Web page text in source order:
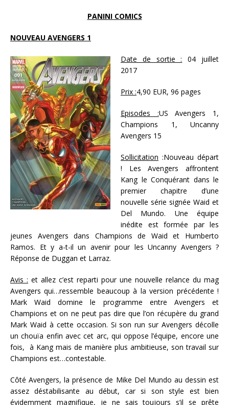
PANINI COMICS
NOUVEAU AVENGERS 1
Date de sortie : 04 juillet
2017
Prix :4,90 EUR, 96 pages
Episodes :US Avengers 1,
Champions 1, Uncanny
Avengers 15
Sollicitation :Nouveau départ
! Les Avengers affrontent
Kang le Conquérant dans le
premier chapitre d’une
nouvelle série signée Waid et
Del Mundo. Une équipe
inédite est formée par les
jeunes Avengers dans Champions de Waid et Humberto
Ramos. Et y a-t-il un avenir pour les Uncanny Avengers ?
Réponse de Duggan et Larraz.
Avis : et allez c’est reparti pour une nouvelle relance du mag
Avengers qui…ressemble beaucoup à la version précédente !
Mark Waid domine le programme entre Avengers et
Champions et on ne peut pas dire que l’on récupère du grand
Mark Waid à cette occasion. Si son run sur Avengers décolle
un chouïa enfin avec cet arc, qui oppose l’équipe, encore une
fois, à Kang mais de manière plus ambitieuse, son travail sur
Champions est…contestable.
Côté Avengers, la présence de Mike Del Mundo au dessin est
assez déstabilisante au début, car si son style est bien
évidemment magnifique, je ne sais toujours s’il se prête